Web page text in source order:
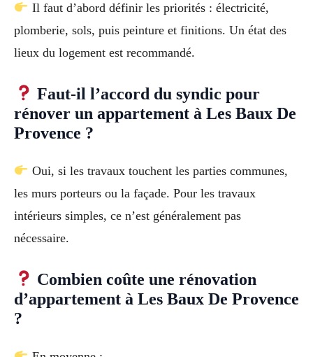
Il faut d’abord définir les priorités : électricité,
plomberie, sols, puis peinture et finitions. Un état des
lieux du logement est recommandé.
Faut-il l’accord du syndic pour
rénover un appartement à Les Baux De
Provence ?
Oui, si les travaux touchent les parties communes,
les murs porteurs ou la façade. Pour les travaux
intérieurs simples, ce n’est généralement pas
nécessaire.
Combien coûte une rénovation
d’appartement à Les Baux De Provence
?